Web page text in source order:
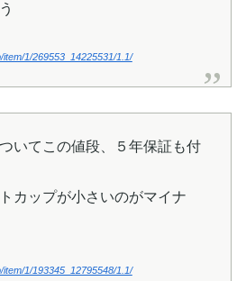
1/269553_14225531/1.1/
いてこの値段、５年保証も付
カップが小さいのがマイナ
1/193345_12795548/1.1/